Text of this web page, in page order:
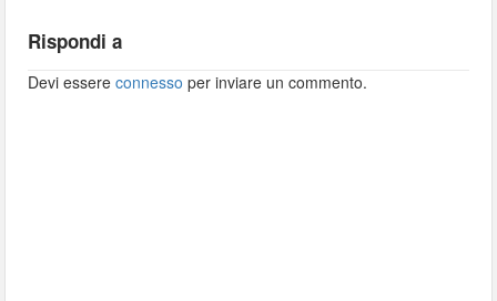
Rispondi a
Devi essereconnesso per inviare un commento.